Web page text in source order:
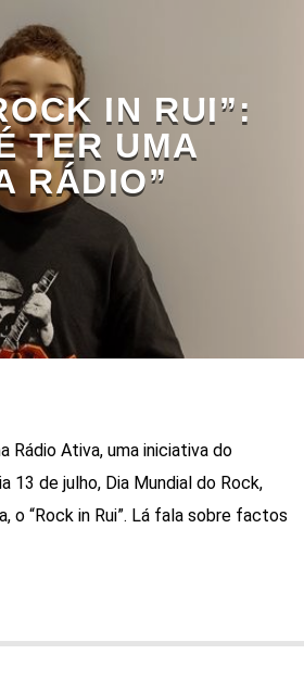
IN RUI”:
TER UMA
RÁDIO”
Rádio Ativa, uma iniciativa do
13 de julho, Dia Mundial do Rock,
o “Rock in Rui”. Lá fala sobre factos